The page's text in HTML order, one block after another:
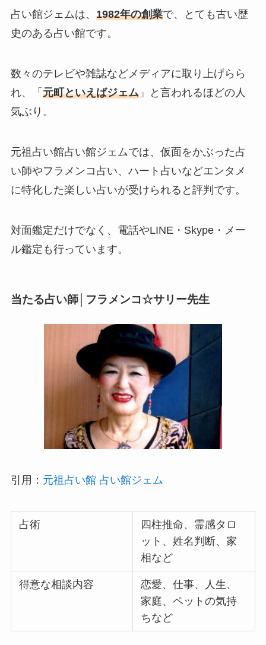
占い館ジェムは、 1982年の創業で、とても古い歴
史のある占い館です。
数々のテレビや雑誌などメディアに取り上げらら
れ、「 元町といえばジェム」と言われるほどの人
気ぶり。
元祖占い館占い館ジェムでは、仮面をかぶった占
い師やフラメンコ占い、ハート占いなどエンタメ
に特化した楽しい占いが受けられると評判です。
対面鑑定だけでなく、電話やLINE・Skype・メー
ル鑑定も行っています。
当たる占い師│フラメンコ☆サリー先生
引用： 元祖占い館 占い館ジェム
占術
四柱推命、霊感タロ
ット、姓名判断、家
相など
得意な相談内容
恋愛、仕事、人生、
家庭、ペットの気持
ちなど